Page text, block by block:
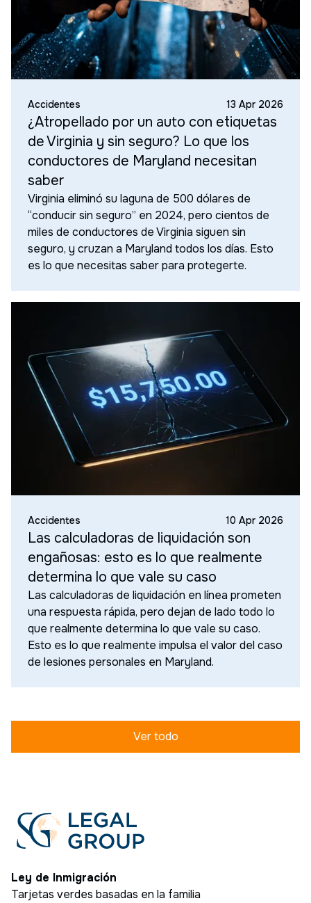
Accidentes 13 Apr 2026
¿Atropellado por un auto con etiquetas
de Virginia y sin seguro? Lo que los
conductores de Maryland necesitan
saber
Virginia eliminó su laguna de 500 dólares de
“conducir sin seguro” en 2024, pero cientos de
miles de conductores de Virginia siguen sin
seguro, y cruzan a Maryland todos los días. Esto
es lo que necesitas saber para protegerte.
Accidentes 10 Apr 2026
Las calculadoras de liquidación son
engañosas: esto es lo que realmente
determina lo que vale su caso
Las calculadoras de liquidación en línea prometen
una respuesta rápida, pero dejan de lado todo lo
que realmente determina lo que vale su caso.
Esto es lo que realmente impulsa el valor del caso
de lesiones personales en Maryland.
Ver todo
Ley de Inmigración
Tarjetas verdes basadas en la familia